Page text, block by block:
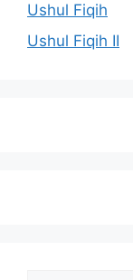
Ushul Fiqih
Ushul Fiqih II